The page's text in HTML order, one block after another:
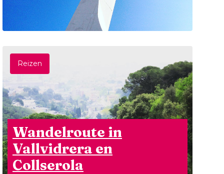
Reizen
Wandelroute in
Vallvidrera en
Collserola